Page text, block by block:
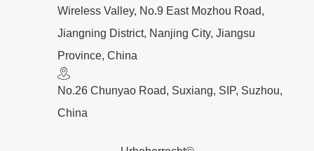
​Wireless Valley, No.9 East Mozhou Road,
Jiangning District, Nanjing City, Jiangsu
Province, China
No.26 Chunyao Road, Suxiang, SIP, Suzhou,
China